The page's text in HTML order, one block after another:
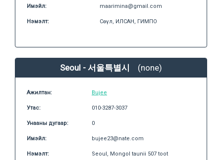
Имэйл: maarimina@gmail.com
Нэмэлт: Сөүл, ИЛСАН, ГИМПО
Seoul - 서울특별시 (none)
Ажилтан: Bujee
Утас: 010-3287-3037
Унааны дугаар: 0
Имэйл: bujee23@nate.com
Нэмэлт: Seoul, Mongol taunii 507 toot